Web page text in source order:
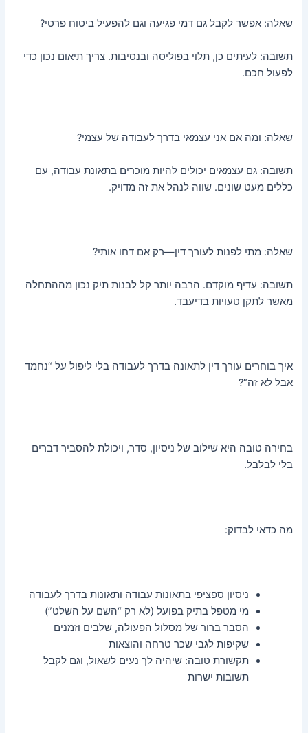
שאלה: אפשר לקבל גם דמי פגיעה וגם להפעיל ביטוח פרטי?
תשובה: לעיתים כן, תלוי בפוליסה ובנסיבות. צריך תיאום נכון כדי
לפעול חכם.
שאלה: ומה אם אני עצמאי בדרך לעבודה של עצמי?
תשובה: גם עצמאים יכולים להיות מוכרים בתאונת עבודה, עם
כללים מעט שונים. שווה לנהל את זה מדויק.
שאלה: מתי לפנות לעורך דין—רק אם דחו אותי?
תשובה: עדיף מוקדם. הרבה יותר קל לבנות תיק נכון מההתחלה
מאשר לתקן טעויות בדיעבד.
איך בוחרים עורך דין לתאונה בדרך לעבודה בלי ליפול על “נחמד
אבל לא זה”?
בחירה טובה היא שילוב של ניסיון, סדר, ויכולת להסביר דברים
בלי לבלבל.
מה כדאי לבדוק:
ניסיון ספציפי בתאונות עבודה ותאונות בדרך לעבודה
מי מטפל בתיק בפועל (לא רק “השם על השלט”)
הסבר ברור של מסלול הפעולה, שלבים וזמנים
שקיפות לגבי שכר טרחה והוצאות
תקשורת טובה: שיהיה לך נעים לשאול, וגם לקבל
תשובות ישרות